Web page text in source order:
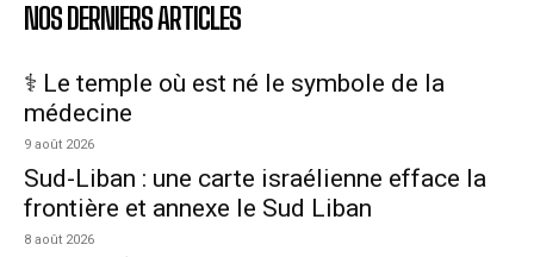
NOS DERNIERS ARTICLES
⚕️ Le temple où est né le symbole de la
médecine
9 août 2026
Sud-Liban : une carte israélienne efface la
frontière et annexe le Sud Liban
8 août 2026